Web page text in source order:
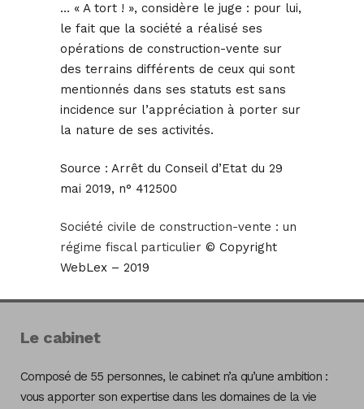
… « A tort ! », considère le juge : pour lui,
le fait que la société a réalisé ses
opérations de construction-vente sur
des terrains différents de ceux qui sont
mentionnés dans ses statuts est sans
incidence sur l’appréciation à porter sur
la nature de ses activités.
Source : Arrêt du Conseil d’Etat du 29
mai 2019, n° 412500
Société civile de construction-vente : un
régime fiscal particulier © Copyright
WebLex – 2019
Le cabinet
Composé de 55 personnes, le cabinet n’a qu’une ambition :
vous apporter son expertise dans les domaines de la vie